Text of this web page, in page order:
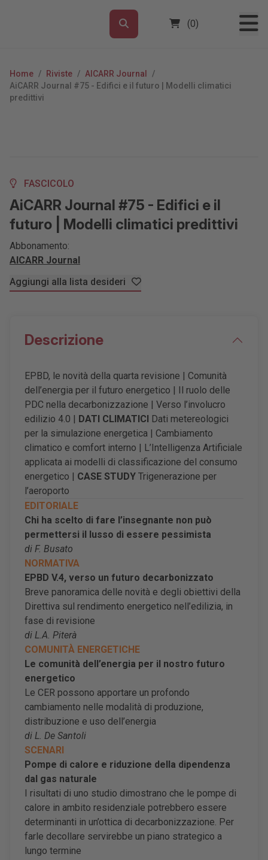
(0)
Home / Riviste / AICARR Journal
/
AiCARR Journal #75 - Edifici e il futuro | Modelli climatici
predittivi
FASCICOLO
AiCARR Journal #75 - Edifici e il
futuro | Modelli climatici predittivi
Abbonamento:
AICARR Journal
Aggiungi alla lista desideri
Descrizione
EPBD, le novità della quarta revisione | Comunità
dell’energia per il futuro energetico | Il ruolo delle
PDC nella decarbonizzazione | Verso l’involucro
edilizio 4.0 | DATI CLIMATICI Dati metereologici
per la simulazione energetica | Cambiamento
climatico e comfort interno | L’Intelligenza Artificiale
applicata ai modelli di classificazione del consumo
energetico | CASE STUDY Trigenerazione per
l’aeroporto
EDITORIALE
Chi ha scelto di fare l’insegnante non può
permettersi il lusso di essere pessimista
di F. Busato
NORMATIVA
EPBD V.4, verso un futuro decarbonizzato
Breve panoramica delle novità e degli obiettivi della
Direttiva sul rendimento energetico nell’edilizia, in
fase di revisione
di L.A. Piterà
COMUNITÀ ENERGETICHE
Le comunità dell’energia per il nostro futuro
energetico
Le CER possono apportare un profondo
cambiamento nelle modalità di produzione,
distribuzione e uso dell’energia
di L. De Santoli
SCENARI
Pompe di calore e riduzione della dipendenza
dal gas naturale
I risultati di uno studio dimostrano che le pompe di
calore in ambito residenziale potrebbero essere
determinanti in un’ottica di decarbonizzazione. Per
farle decollare servirebbe un piano strategico a
lungo termine